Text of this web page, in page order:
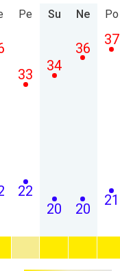
Pe
22
33
Su
20
34
Ne
20
36
Po
21
37